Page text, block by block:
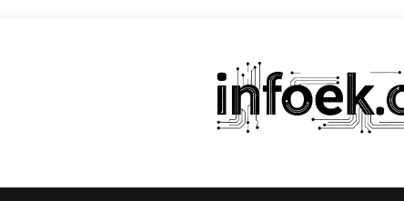
Infoek.cz